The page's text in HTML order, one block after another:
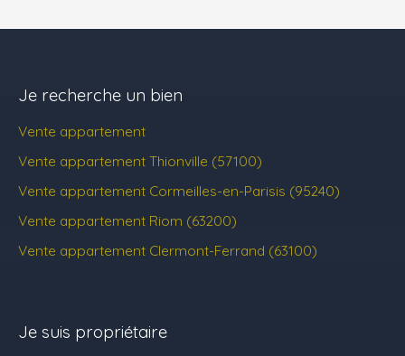
Je recherche un bien
Vente appartement
Vente appartement Thionville (57100)
Vente appartement Cormeilles-en-Parisis (95240)
Vente appartement Riom (63200)
Vente appartement Clermont-Ferrand (63100)
Je suis propriétaire